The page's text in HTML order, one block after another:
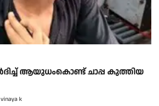
ആ​യു​ധം​കൊ​ണ്ട് ചാ​പ്പ കു​ത്തി​യ​
vinaya k